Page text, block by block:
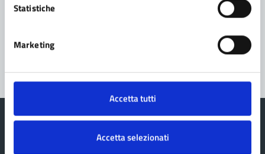
Statistiche
Marketing
Accetta tutti
Accetta selezionati
Segnala disservizio